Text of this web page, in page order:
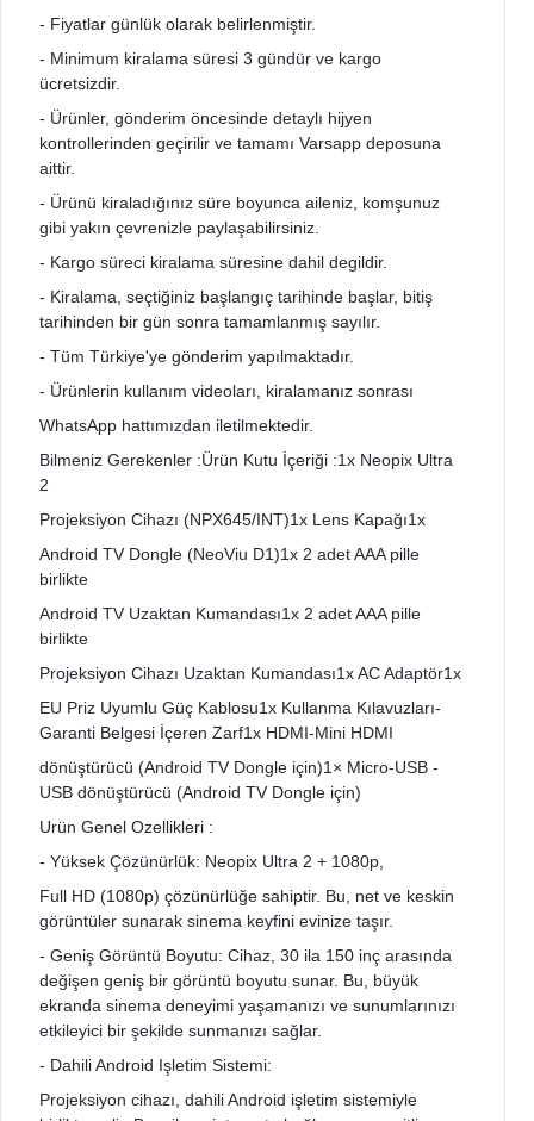
- Fiyatlar günlük olarak belirlenmiştir.
- Minimum kiralama süresi 3 gündür ve kargo
ücretsizdir.
- Ürünler, gönderim öncesinde detaylı hijyen
kontrollerinden geçirilir ve tamamı Varsapp deposuna
aittir.
- Ürünü kiraladığınız süre boyunca aileniz, komşunuz
gibi yakın çevrenizle paylaşabilirsiniz.
- Kargo süreci kiralama süresine dahil degildir.
- Kiralama, seçtiğiniz başlangıç tarihinde başlar, bitiş
tarihinden bir gün sonra tamamlanmış sayılır.
- Tüm Türkiye'ye gönderim yapılmaktadır.
- Ürünlerin kullanım videoları, kiralamanız sonrası
WhatsApp hattımızdan iletilmektedir.
Bilmeniz Gerekenler :Ürün Kutu İçeriği :1x Neopix Ultra
2
Projeksiyon Cihazı (NPX645/INT)1x Lens Kapağı1x
Android TV Dongle (NeoViu D1)1x 2 adet AAA pille
birlikte
Android TV Uzaktan Kumandası1x 2 adet AAA pille
birlikte
Projeksiyon Cihazı Uzaktan Kumandası1x AC Adaptör1x
EU Priz Uyumlu Güç Kablosu1x Kullanma Kılavuzları-
Garanti Belgesi İçeren Zarf1x HDMI-Mini HDMI
dönüştürücü (Android TV Dongle için)1× Micro-USB -
USB dönüştürücü (Android TV Dongle için)
Urün Genel Ozellikleri :
- Yüksek Çözünürlük: Neopix Ultra 2 + 1080p,
Full HD (1080p) çözünürlüğe sahiptir. Bu, net ve keskin
görüntüler sunarak sinema keyfini evinize taşır.
- Geniş Görüntü Boyutu: Cihaz, 30 ila 150 inç arasında
değişen geniş bir görüntü boyutu sunar. Bu, büyük
ekranda sinema deneyimi yaşamanızı ve sunumlarınızı
etkileyici bir şekilde sunmanızı sağlar.
- Dahili Android Işletim Sistemi:
Projeksiyon cihazı, dahili Android işletim sistemiyle